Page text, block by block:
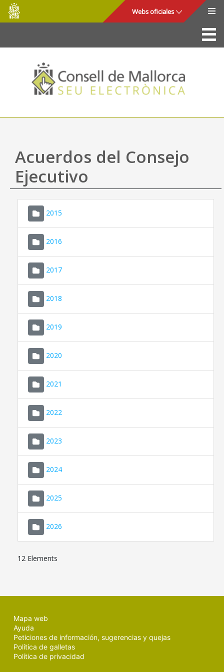
Saltar al contenido principal
Consell
de
Mallorca
Webs oficiales
La Sede
Consejo de Mallorca
Acceso y seguridad
Utilidades
Mapa web
Ayuda
Acuerdos del Consejo
Ejecutivo
2015
2016
2017
2018
2019
2020
2021
2022
2023
2024
2025
2026
12 Elements
Mapa web
Ayuda
Peticiones de información, sugerencias y quejas
Política de galletas
Política de privacidad